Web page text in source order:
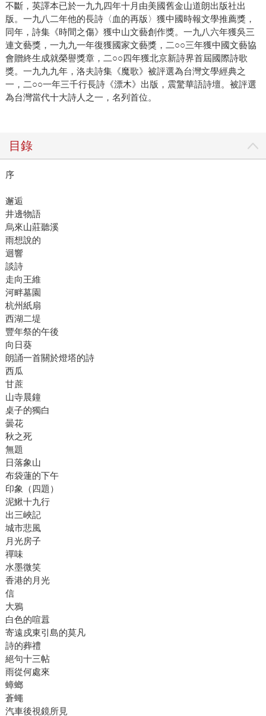
不斷，英譯本已於一九九四年十月由美國舊金山道朗出版社出
版。一九八二年他的長詩〈血的再版〉獲中國時報文學推薦獎，
同年，詩集《時間之傷》獲中山文藝創作獎。一九八六年獲吳三
連文藝獎，一九九一年復獲國家文藝獎，二○○三年獲中國文藝協
會贈終生成就榮譽獎章，二○○四年獲北京新詩界首屆國際詩歌
獎。一九九九年，洛夫詩集《魔歌》被評選為台灣文學經典之
一，二○○一年三千行長詩《漂木》出版，震驚華語詩壇。被評選
為台灣當代十大詩人之一，名列首位。
目錄
序
邂逅
井邊物語
烏來山莊聽溪
雨想說的
迴響
談詩
走向王維
河畔墓園
杭州紙扇
西湖二堤
豐年祭的午後
向日葵
朗誦一首關於燈塔的詩
西瓜
甘蔗
山寺晨鐘
桌子的獨白
曇花
秋之死
無題
日落象山
布袋蓮的下午
印象（四題）
泥鰍十九行
出三峽記
城市悲風
月光房子
禪味
水墨微笑
香港的月光
信
大鴉
白色的喧囂
寄遠戍東引島的莫凡
詩的葬禮
絕句十三帖
雨從何處來
蟑螂
蒼蠅
汽車後視鏡所見